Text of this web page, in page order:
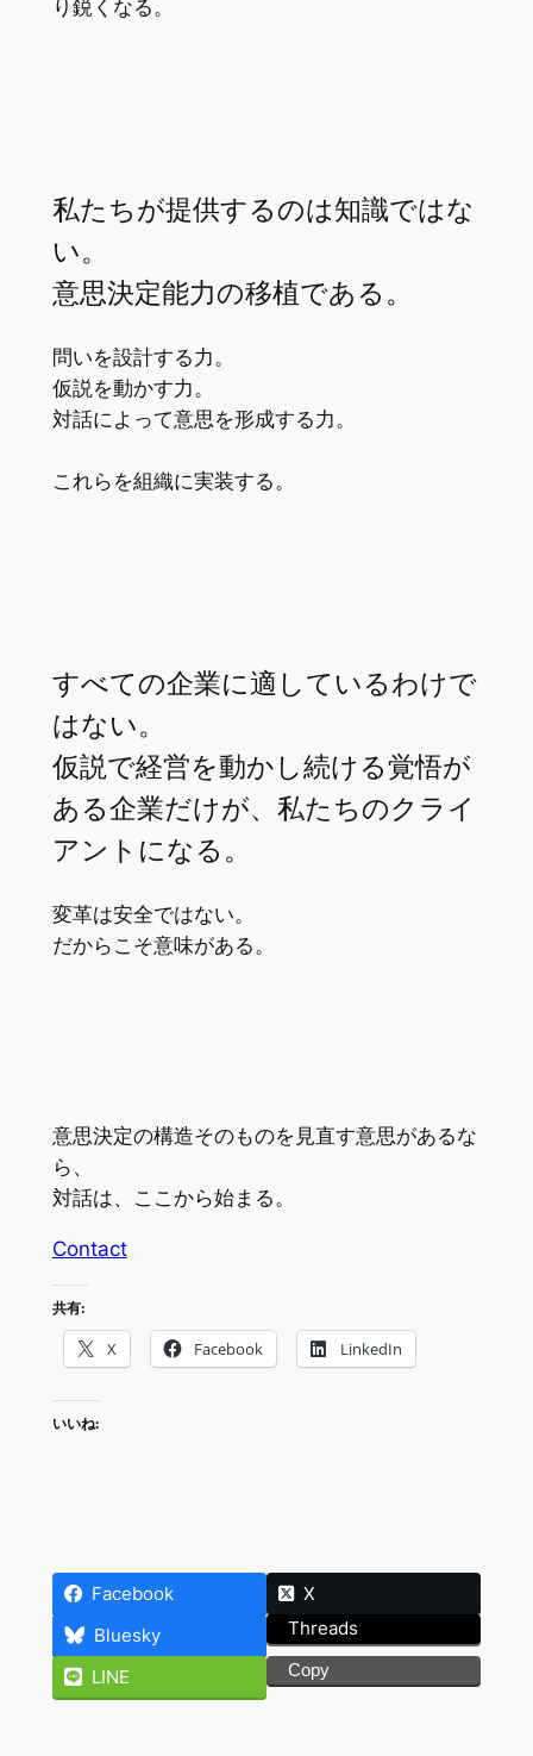
り鋭くなる。
私たちが提供するのは知識ではな
い。
意思決定能力の移植である。
問いを設計する力。
仮説を動かす力。
対話によって意思を形成する力。
これらを組織に実装する。
すべての企業に適しているわけで
はない。
仮説で経営を動かし続ける覚悟が
ある企業だけが、私たちのクライ
アントになる。
変革は安全ではない。
だからこそ意味がある。
意思決定の構造そのものを見直す意思があるな
ら、
対話は、ここから始まる。
Contact
共有:
X Facebook LinkedIn
いいね:
Facebook
X
Bluesky
Threads
LINE Copy